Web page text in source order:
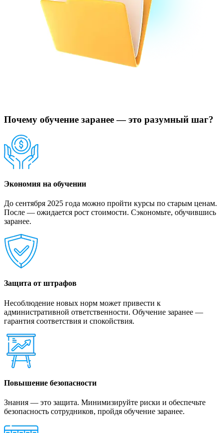
Почему обучение заранее — это разумный шаг?
Экономия на обучении
До сентября 2025 года можно пройти курсы по старым ценам.
После — ожидается рост стоимости. Сэкономьте, обучившись
заранее.
Защита от штрафов
Несоблюдение новых норм может привести к
административной ответственности. Обучение заранее —
гарантия соответствия и спокойствия.
Повышение безопасности
Знания — это защита. Минимизируйте риски и обеспечьте
безопасность сотрудников, пройдя обучение заранее.